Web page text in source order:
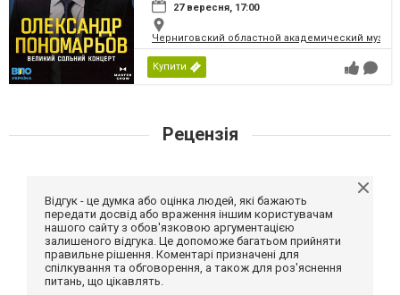
27 вересня, 17:00
Черниговский областной академический
Купити
Рецензія
Відгук - це думка або оцінка людей, які бажають
передати досвід або враження іншим користувачам
нашого сайту з обов'язковою аргументацією
залишеного відгука. Це допоможе багатьом прийняти
правильне рішення. Коментарі призначені для
спілкування та обговорення, а також для роз'яснення
питань, що цікавлять.